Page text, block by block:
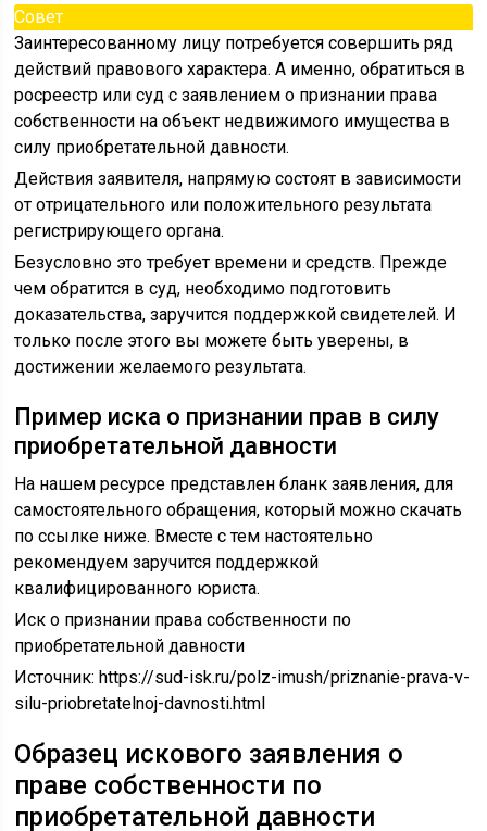
Совет
Заинтересованному лицу потребуется совершить ряд
действий правового характера. А именно, обратиться в
росреестр или суд с заявлением о признании права
собственности на объект недвижимого имущества в
силу приобретательной давности.
Действия заявителя, напрямую состоят в зависимости
от отрицательного или положительного результата
регистрирующего органа.
Безусловно это требует времени и средств. Прежде
чем обратится в суд, необходимо подготовить
доказательства, заручится поддержкой свидетелей. И
только после этого вы можете быть уверены, в
достижении желаемого результата.
Пример иска о признании прав в силу
приобретательной давности
На нашем ресурсе представлен бланк заявления, для
самостоятельного обращения, который можно скачать
по ссылке ниже. Вместе с тем настоятельно
рекомендуем заручится поддержкой
квалифицированного юриста.
Иск о признании права собственности по
приобретательной давности
Источник:https://sud-isk.ru/polz-imush/priznanie-prava-v-
silu-priobretatelnoj-davnosti.html
Образец искового заявления о
праве собственности по
приобретательной давности